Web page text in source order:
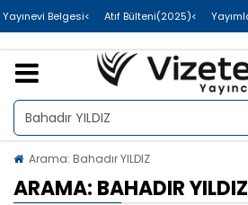
>Atıf Bülteni(2025)
>Uluslararası Yayınevi Belgesi
Arama: Bahadır YILDIZ
ARAMA: BAHADIR YILDIZ